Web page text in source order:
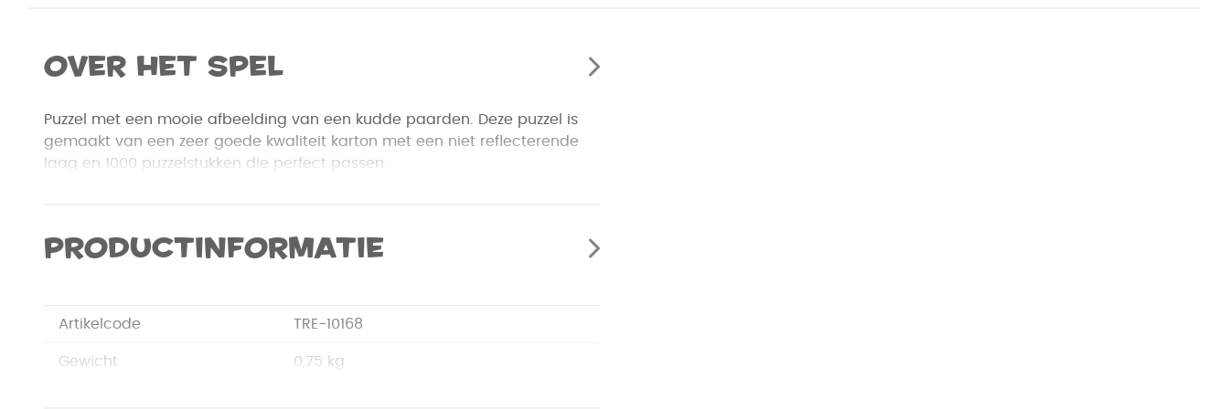
Over het spel
Puzzel met een mooie afbeelding van een kudde paarden. Deze puzzel is
gemaakt van een zeer goede kwaliteit karton met een niet reflecterende
laag en 1000 puzzelstukken die perfect passen.
Productinformatie
Artikelcode TRE-10168
Gewicht 0,75 kg